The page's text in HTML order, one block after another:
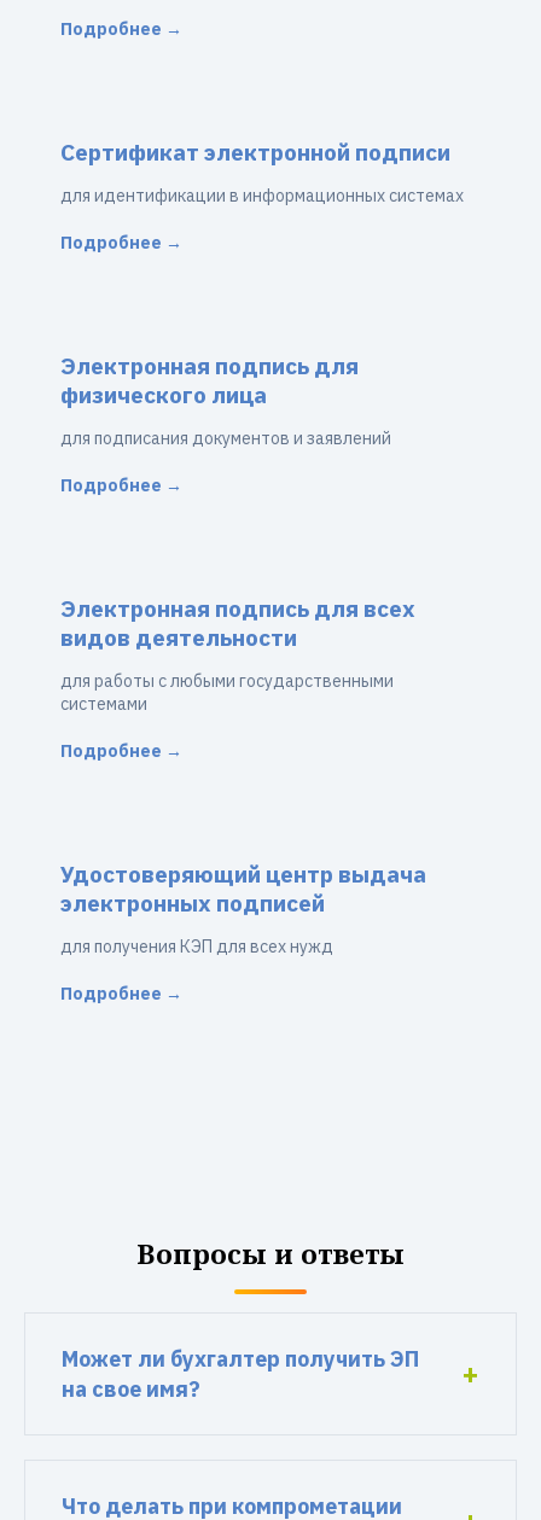
Подробнее →
Сертификат электронной подписи
для идентификации в информационных системах
Подробнее →
Электронная подпись для
физического лица
для подписания документов и заявлений
Подробнее →
Электронная подпись для всех
видов деятельности
для работы с любыми государственными
системами
Подробнее →
Удостоверяющий центр выдача
электронных подписей
для получения КЭП для всех нужд
Подробнее →
Вопросы и ответы
Может ли бухгалтер получить ЭП
на свое имя?
Что делать при компрометации